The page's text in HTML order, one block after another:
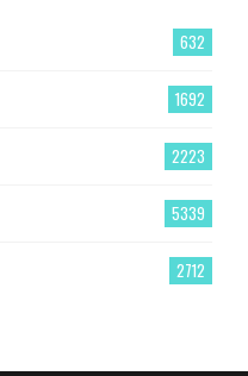
632
1692
2223
5339
2712